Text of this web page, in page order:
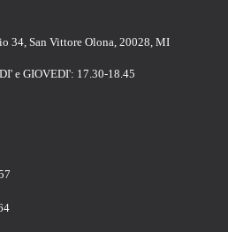
34, San Vittore Olona, 20028, MI
e GIOVEDI': 17.30-18.45